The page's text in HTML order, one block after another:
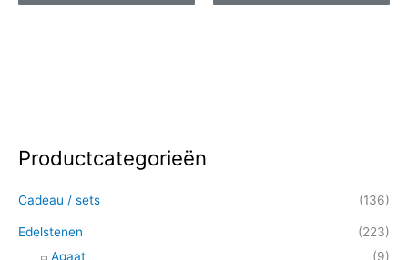
Productcategorieën
Cadeau / sets (136)
Edelstenen
(223)
Agaat
(9)
Z
e
k